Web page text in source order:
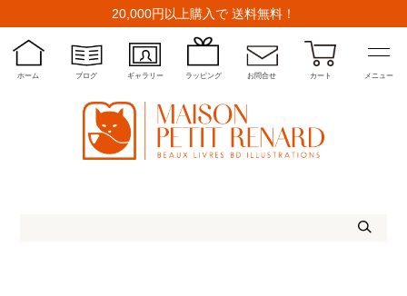
20,000円以上購入で 送料無料！
ホーム ブログ ギャラリー ラッピング お問合せ カート メニュー